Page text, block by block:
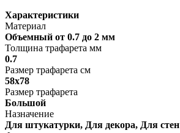
Характеристики
Материал
Объемный от 0.7 до 2 мм
Толщина трафарета мм
0.7
Размер трафарета см
58х78
Размер трафарета
Большой
Назначение
Для штукатурки, Для декора, Для стен